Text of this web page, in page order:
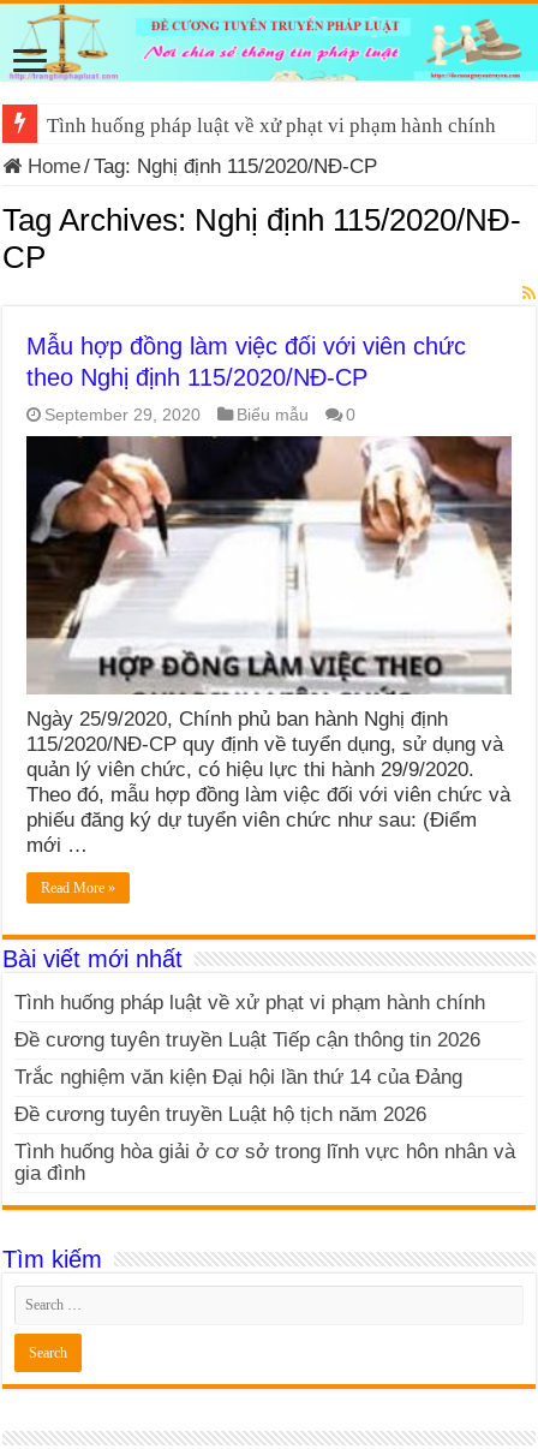
Tình huống pháp luật về xử phạt vi phạm hành chính
Home/Tag: Nghị định 115/2020/NĐ-CP
Tag Archives: Nghị định 115/2020/NĐ-
CP
Mẫu hợp đồng làm việc đối với viên chức
theo Nghị định 115/2020/NĐ-CP
September 29, 2020 Biểu mẫu 0
Ngày 25/9/2020, Chính phủ ban hành Nghị định
115/2020/NĐ-CP quy định về tuyển dụng, sử dụng và
quản lý viên chức, có hiệu lực thi hành 29/9/2020.
Theo đó, mẫu hợp đồng làm việc đối với viên chức và
phiếu đăng ký dự tuyển viên chức như sau: (Điểm
mới …
Read More »
Bài viết mới nhất
Tình huống pháp luật về xử phạt vi phạm hành chính
Đề cương tuyên truyền Luật Tiếp cận thông tin 2026
Trắc nghiệm văn kiện Đại hội lần thứ 14 của Đảng
Đề cương tuyên truyền Luật hộ tịch năm 2026
Tình huống hòa giải ở cơ sở trong lĩnh vực hôn nhân và
gia đình
Tìm kiếm